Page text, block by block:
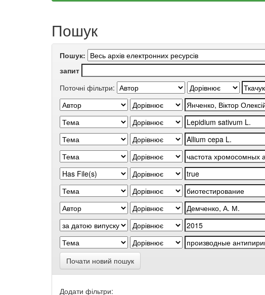
Пошук
Пошук:
запит
Поточні фільтри:
Почати новий пошук
Додати фільтри: